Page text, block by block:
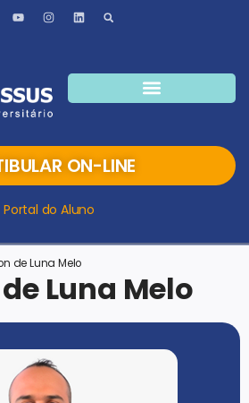
ON-LINE
Portal do Aluno
de Luna Melo
Luna Melo